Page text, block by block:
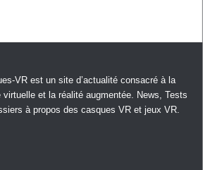
VR est un site d’actualité consacré à la
virtuelle et la réalité augmentée. News, Tests
à propos des casques VR et jeux VR.